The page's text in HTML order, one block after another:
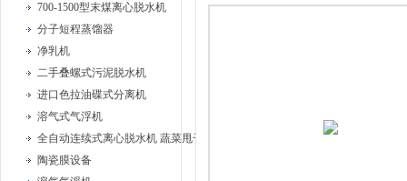
700-1500型末煤离心脱水机
分子短程蒸馏器
净乳机
二手叠螺式污泥脱水机
进口色拉油碟式分离机
溶气式气浮机
全自动连续式离心脱水机 蔬菜甩干机
陶瓷膜设备